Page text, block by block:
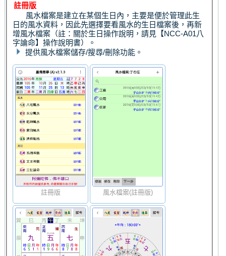
註冊版
風水檔案是建立在某個生日內，主要是便於管理此生
日的風水資料，因此先選擇要看風水的生日檔案後，再新
增風水檔案（註：關於生日操作說明，請見【NCC-A01八
字論命】操作說明書）。
提供風水檔案儲存/搜尋/刪除功能。
註冊版 風水檔案(註冊版)